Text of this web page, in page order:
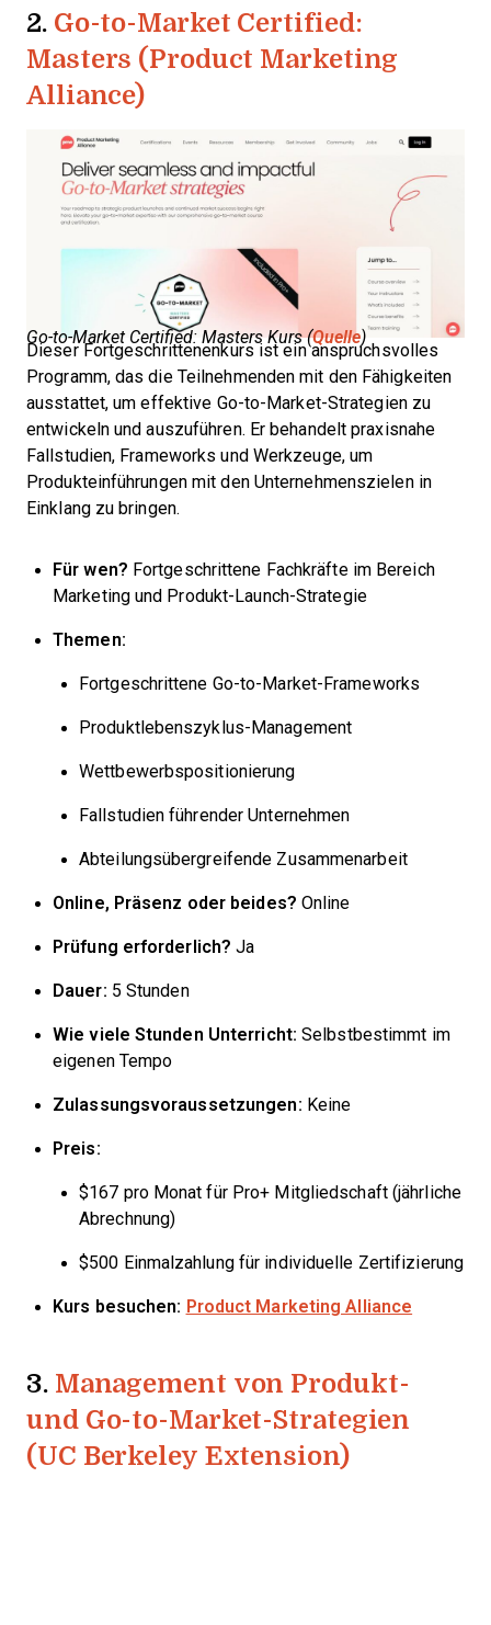
2. Go-to-Market Certified:
Masters (Product Marketing
Alliance)
Go-to-Market Certified: Masters Kurs (Quelle)
Dieser Fortgeschrittenenkurs ist ein anspruchsvolles
Programm, das die Teilnehmenden mit den Fähigkeiten
ausstattet, um effektive Go-to-Market-Strategien zu
entwickeln und auszuführen. Er behandelt praxisnahe
Fallstudien, Frameworks und Werkzeuge, um
Produkteinführungen mit den Unternehmenszielen in
Einklang zu bringen.
Für wen? Fortgeschrittene Fachkräfte im Bereich
Marketing und Produkt-Launch-Strategie
Themen:
Fortgeschrittene Go-to-Market-Frameworks
Produktlebenszyklus-Management
Wettbewerbspositionierung
Fallstudien führender Unternehmen
Abteilungsübergreifende Zusammenarbeit
Online, Präsenz oder beides? Online
Prüfung erforderlich? Ja
Dauer: 5 Stunden
Wie viele Stunden Unterricht: Selbstbestimmt im
eigenen Tempo
Zulassungsvoraussetzungen: Keine
Preis:
$167 pro Monat für Pro+ Mitgliedschaft (jährliche
Abrechnung)
$500 Einmalzahlung für individuelle Zertifizierung
Kurs besuchen: Product Marketing Alliance
3. Management von Produkt-
und Go-to-Market-Strategien
(UC Berkeley Extension)